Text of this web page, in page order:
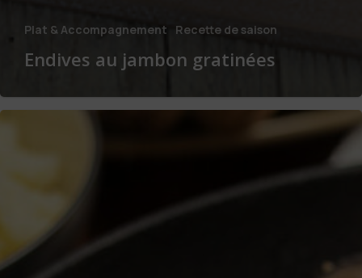
Plat & Accompagnement Recette de saison
Endives au jambon gratinées